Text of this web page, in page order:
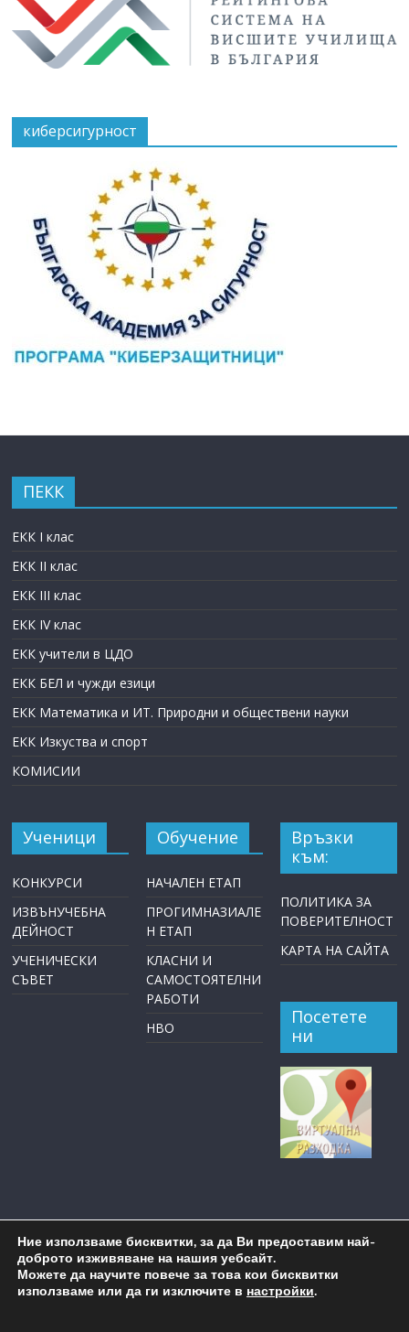
киберсигурност
ПЕКК
ЕКК I клас
ЕКК II клас
ЕКК III клас
ЕКК IV клас
ЕКК учители в ЦДО
ЕКК БЕЛ и чужди езици
ЕКК Математика и ИТ. Природни и обществени науки
ЕКК Изкуства и спорт
КОМИСИИ
Ученици
КОНКУРСИ
ИЗВЪНУЧЕБНА
ДЕЙНОСТ
УЧЕНИЧЕСКИ
СЪВЕТ
Обучение
НАЧАЛЕН ЕТАП
ПРОГИМНАЗИАЛЕ
Н ЕТАП
КЛАСНИ И
САМОСТОЯТЕЛНИ
РАБОТИ
НВО
Връзки
към:
ПОЛИТИКА ЗА
ПОВЕРИТЕЛНОСТ
КАРТА НА САЙТА
Посетете
ни
Copyright © 2026ОУ "Пейо Крачолов Яворов" Бургас
Ние използваме бисквитки, за да Ви предоставим най-
доброто изживяване на нашия уебсайт.
Можете да научите повече за това кои бисквитки
използваме или да ги изключите в настройки.